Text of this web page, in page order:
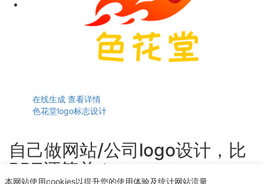
在线生成 查看详情
色花堂logo标志设计
自己做网站/公司logo设计，比
PPT还简单！
本网站使用cookies以提升您的使用体验及统计网站流量